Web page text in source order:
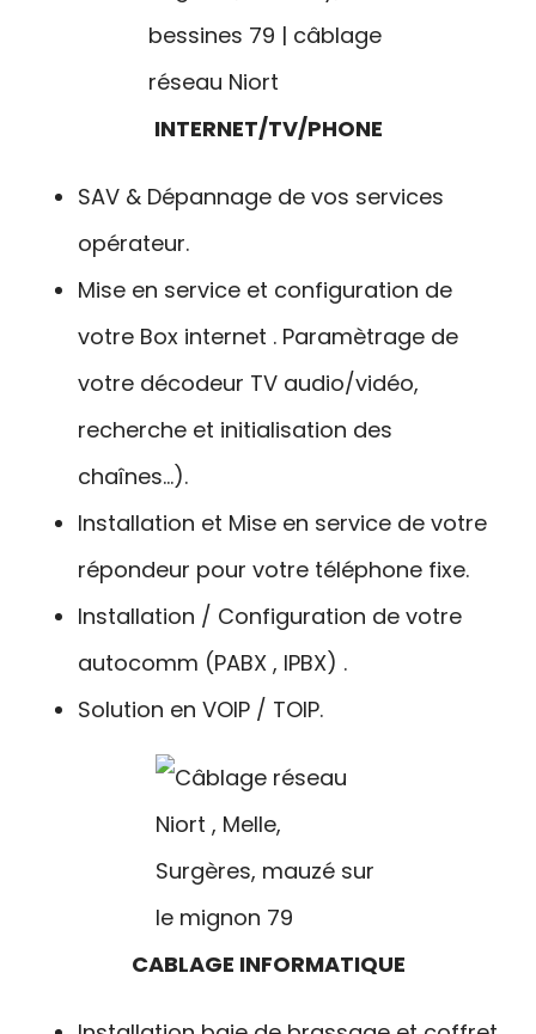
INTERNET/TV/PHONE
SAV & Dépannage de vos services
opérateur.
Mise en service et configuration de
votre Box internet . Paramètrage de
votre décodeur TV audio/vidéo,
recherche et initialisation des
chaînes…).
Installation et Mise en service de votre
répondeur pour votre téléphone fixe.
Installation / Configuration de votre
autocomm (PABX , IPBX) .
Solution en VOIP / TOIP.
CABLAGE INFORMATIQUE